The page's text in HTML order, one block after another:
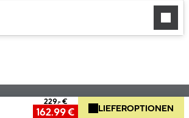
229.- €
162.99 € LIEFEROPTIONEN